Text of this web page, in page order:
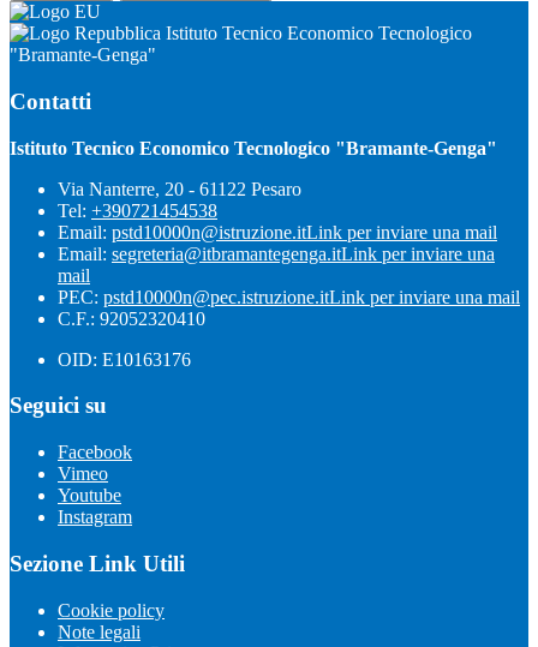
Istituto Tecnico Economico Tecnologico
"Bramante-Genga"
Contatti
Istituto Tecnico Economico Tecnologico "Bramante-Genga"
Via Nanterre, 20 - 61122 Pesaro
Tel: +390721454538
Email: pstd10000n@istruzione.itLink per inviare una mail
Email: segreteria@itbramantegenga.itLink per inviare una
mail
PEC: pstd10000n@pec.istruzione.itLink per inviare una mail
C.F.: 92052320410
OID: E10163176
Seguici su
Facebook
Vimeo
Youtube
Instagram
Sezione Link Utili
Cookie policy
Note legali